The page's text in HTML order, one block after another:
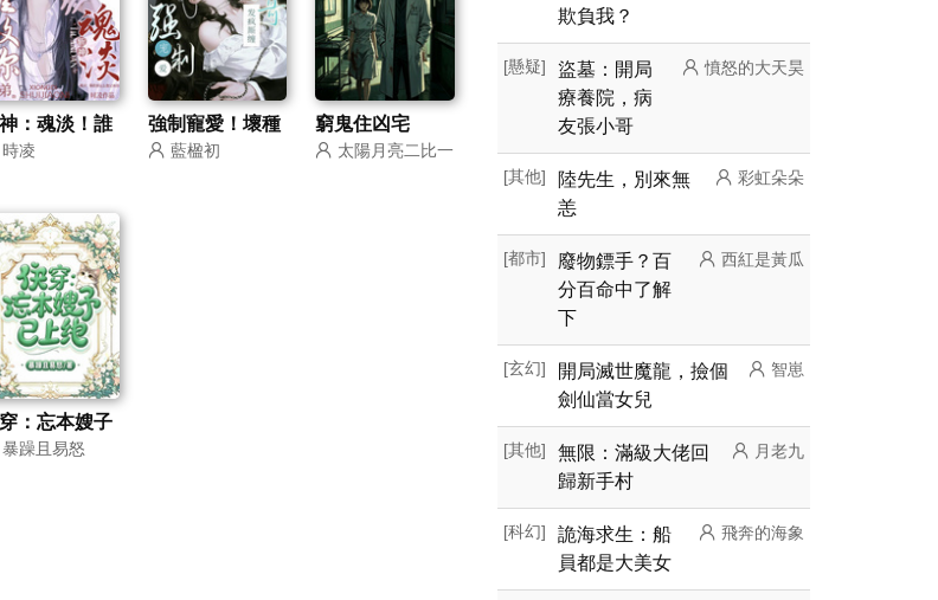
：魂淡！誰
這麼做兄弟
時凌
強制寵愛！壞種
哥哥發瘋廝纏
藍楹初
窮鬼住凶宅
太陽月亮二比一
：忘本嫂子
線
暴躁且易怒
欺負我？
[懸疑]
盜墓：開局
療養院，病
友張小哥
憤怒的大天昊
[其他]
陸先生，別來無
恙
彩虹朵朵
[都市]
廢物鏢手？百
分百命中了解
下
西紅是黃瓜
[玄幻]
開局滅世魔龍，撿個
劍仙當女兒
智崽
[其他]
無限：滿級大佬回
歸新手村
月老九
[科幻]
詭海求生：船
員都是大美女
飛奔的海象